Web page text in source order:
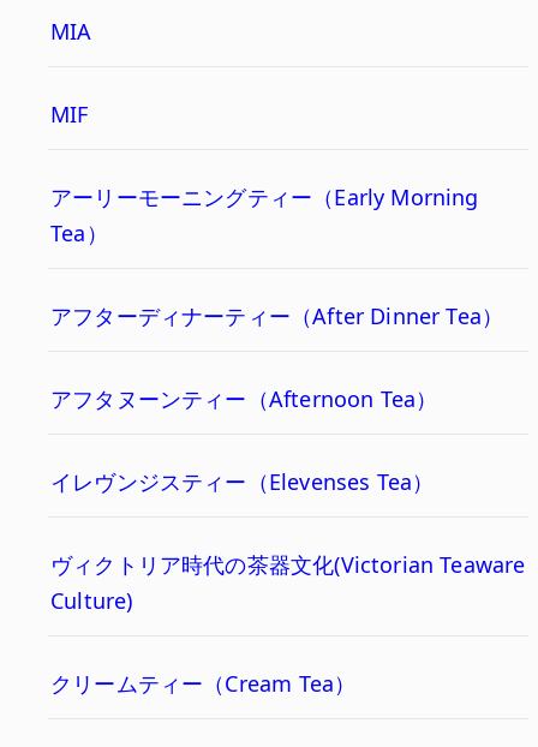
MIA
MIF
アーリーモーニングティー（Early Morning
Tea）
アフターディナーティー（After Dinner Tea）
アフタヌーンティー（Afternoon Tea）
イレヴンジスティー（Elevenses Tea）
ヴィクトリア時代の茶器文化(Victorian Teaware
Culture)
クリームティー（Cream Tea）